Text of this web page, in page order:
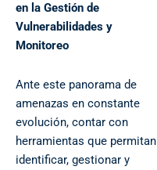
en la Gestión de
Vulnerabilidades y
Monitoreo
Ante este panorama de
amenazas en constante
evolución, contar con
herramientas que permitan
identificar, gestionar y